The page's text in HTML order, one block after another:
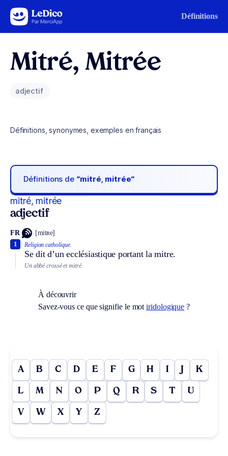
Aller au contenu Définitions
Mitré, Mitrée
adjectif
Définitions, synonymes, exemples en français
Définitions de “mitré, mitrée“
mitré, mitrée
adjectif
FR [mitʀe]
Religion catholique.
Se dit d’un ecclésiastique portant la mitre.
1
Un abbé crossé et mitré.
À découvrir
Savez-vous ce que signifie le motiridologique ?
A B C D E F G H I J K
L M N O P Q R S T U
V W X Y Z